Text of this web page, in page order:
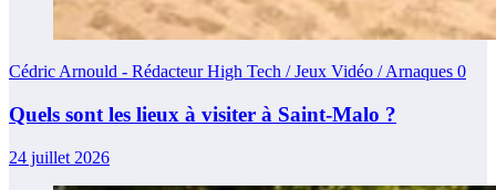
Cédric Arnould - Rédacteur High Tech / Jeux Vidéo / Arnaques 0
Quels sont les lieux à visiter à Saint-Malo ?
24 juillet 2026